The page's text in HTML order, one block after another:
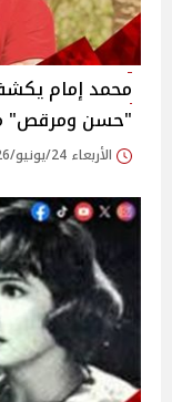
محمد إمام
"حسن ومرقص"
الأربعاء 24/يونيو/2026 - 05:11 م